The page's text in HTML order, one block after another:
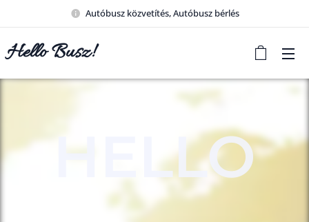
Autóbusz közvetítés, Autóbusz bérlés
Hello Busz!
HELLO